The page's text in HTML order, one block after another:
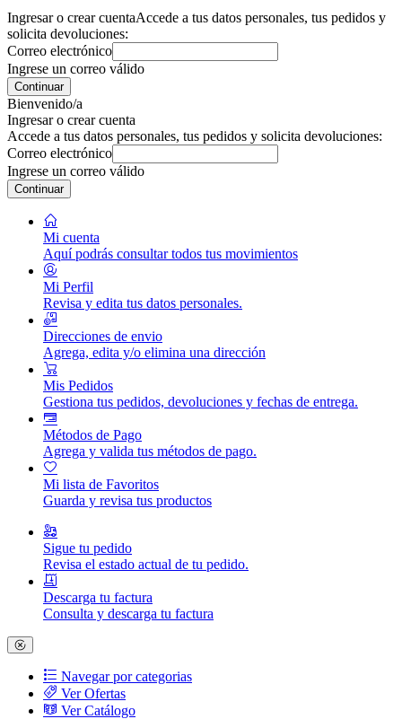
Ingresar o crear cuentaAccede a tus datos personales, tus pedidos y
solicita devoluciones:
Correo electrónico
Ingrese un correo válido
Continuar
Bienvenido/a
Ingresar o crear cuenta
Accede a tus datos personales, tus pedidos y solicita devoluciones:
Correo electrónico
Ingrese un correo válido
Continuar
Mi cuenta
Aquí podrás consultar todos tus movimientos
Mi Perfil
Revisa y edita tus datos personales.
Direcciones de envio
Agrega, edita y/o elimina una dirección
Mis Pedidos
Gestiona tus pedidos, devoluciones y fechas de entrega.
Métodos de Pago
Agrega y valida tus métodos de pago.
Mi lista de Favoritos
Guarda y revisa tus productos
Sigue tu pedido
Revisa el estado actual de tu pedido.
Descarga tu factura
Consulta y descarga tu factura
Navegar por categorias
Ver Ofertas
Ver Catálogo